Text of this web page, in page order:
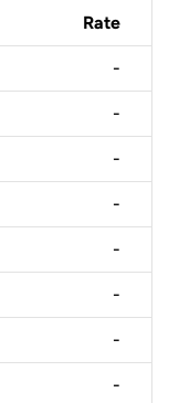
Rate
-
-
-
-
-
-
-
-